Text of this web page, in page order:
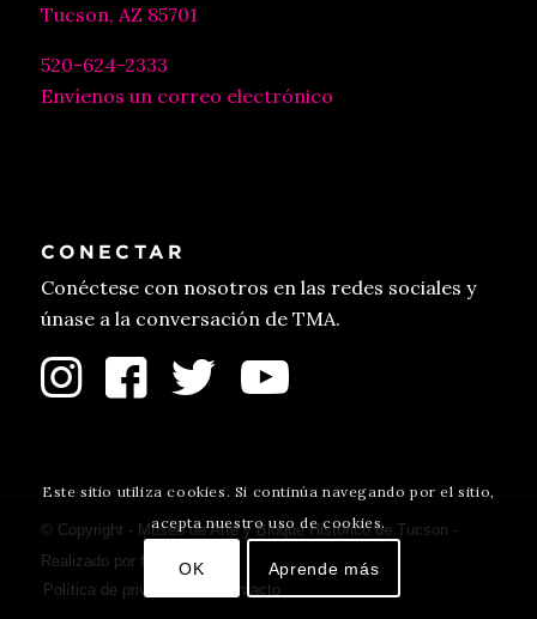
Tucson, AZ 85701
520-624-2333
Envíenos un correo electrónico
CONECTAR
Conéctese con nosotros en las redes sociales y
únase a la conversación de TMA.
© Copyright - Museo de Arte y Bloque Histórico de Tucson -
Realizado por fulano.
Política de privacidad
Contacto
Este sitio utiliza cookies. Si continúa navegando por el sitio,
acepta nuestro uso de cookies.
OK Aprende más